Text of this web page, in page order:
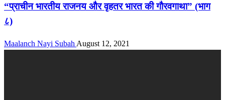
“प्राचीन भारतीय राजनय और वृहतर भारत की गौरवगाथा” (भाग
८)
Maalanch Nayi Subah August 12, 2021